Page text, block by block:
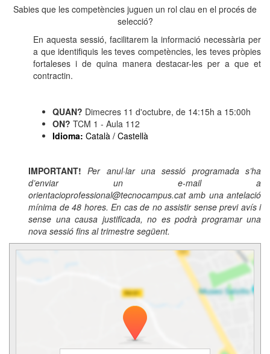
Sabies que les competències juguen un rol clau en el procés de
selecció?
En aquesta sessió, facilitarem la informació necessària per
a que identifiquis les teves competències, les teves pròpies
fortaleses i de quina manera destacar-les per a que et
contractin.
QUAN? Dimecres 11 d'octubre, de 14:15h a 15:00h
ON? TCM 1 - Aula 112
Idioma: Català / Castellà
IMPORTANT!Per anul·lar una sessió programada s’ha
d’enviar un e-mail a
orientacioprofessional@tecnocampus.cat amb una antelació
mínima de 48 hores. En cas de no assistir sense previ avís i
sense una causa justificada, no es podrà programar una
nova sessió fins al trimestre següent.